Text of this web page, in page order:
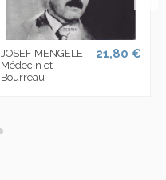
JOSEF MENGELE -
Médecin et
Bourreau
21,80 €